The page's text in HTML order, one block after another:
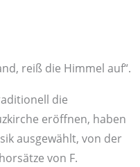
reiß die Himmel auf“.
die
eröffnen, haben
ausgewählt, von der
von F.